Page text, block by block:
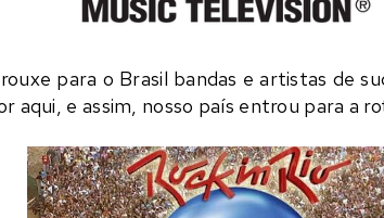
para o Brasil bandas e artistas de
aqui, e assim, nosso país entrou para a